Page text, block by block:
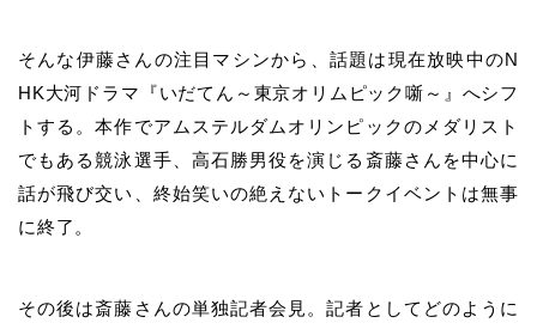
そんな伊藤さんの注目マシンから、話題は現在放映中のN
HK大河ドラマ『いだてん～東京オリムピック噺～』へシフ
トする。本作でアムステルダムオリンピックのメダリスト
でもある競泳選手、高石勝男役を演じる斎藤さんを中心に
話が飛び交い、終始笑いの絶えないトークイベントは無事
に終了。
その後は斎藤さんの単独記者会見。記者としてどのように